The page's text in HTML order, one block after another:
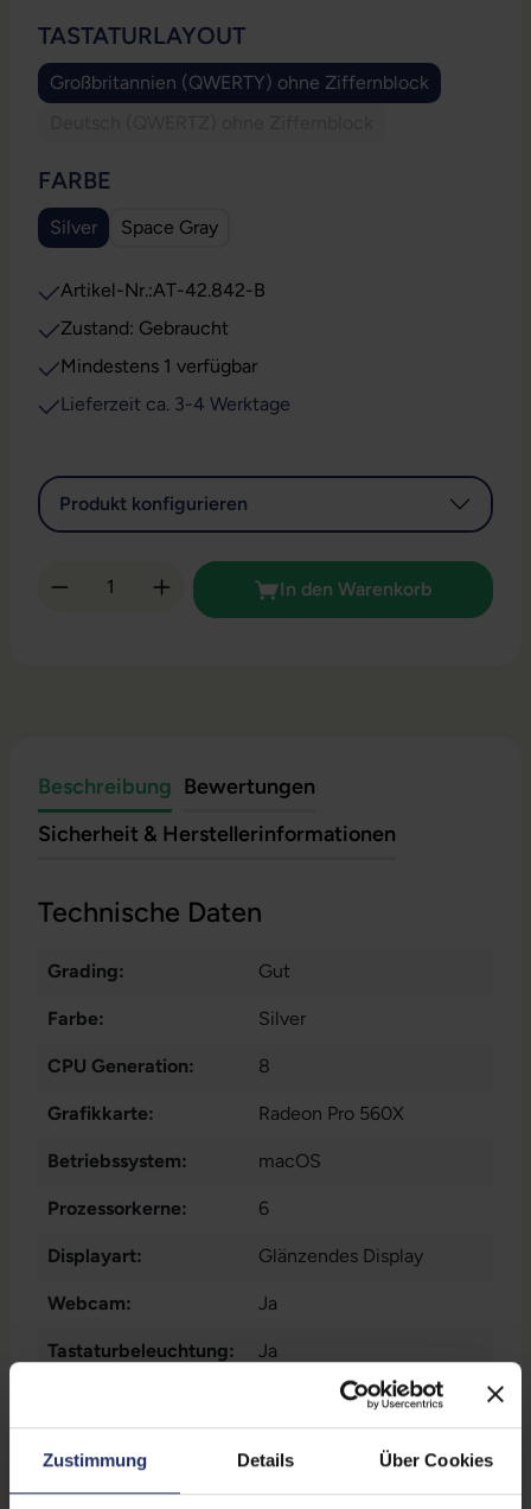
Zustimmung Details Über Cookies
TASTATURLAYOUTAUSWÄHLEN
Großbritannien (QWERTY) ohne Ziffernblock
FARBE
Silver Space Gray
Artikel-Nr.:AT-42.842-B
Zustand: Gebraucht
Mindestens 1 verfügbar
Lieferzeit ca. 3-4 Werktage
Produkt konfigurieren
Produkt Anzahl: Gib den gewünschten
In den Warenkorb
Beschreibung Bewertungen
Sicherheit & Herstellerinformationen
Technische Daten
Grading: Gut
Farbe: Silver
CPU Generation: 8
Grafikkarte: Radeon Pro 560X
Betriebssystem: macOS
Prozessorkerne: 6
Displayart: Glänzendes Display
Webcam: Ja
Tastaturbeleuchtung: Ja
1x Audio - Ausgang - 3.5
mm, 1x Bluetooth, 1x W-
LAN , 4x Thunderbolt